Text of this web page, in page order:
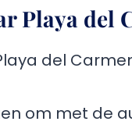
Playa del
del
om met de